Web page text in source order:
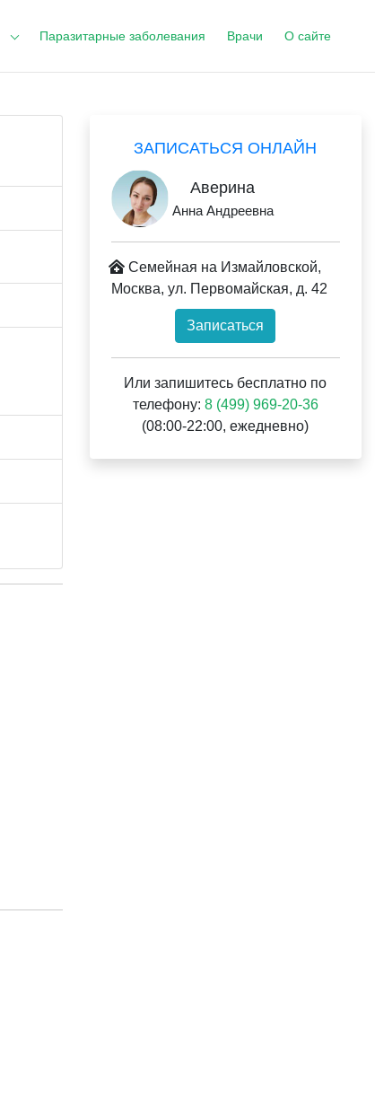
Паразитарные заболевания Врачи О сайте
ЗАПИСАТЬСЯ ОНЛАЙН
Аверина
Анна Андреевна
Семейная на Измайловской,
Москва, ул. Первомайская, д. 42
Записаться
Или запишитесь бесплатно по
телефону: 8 (499) 969-20-36
(08:00-22:00, ежедневно)